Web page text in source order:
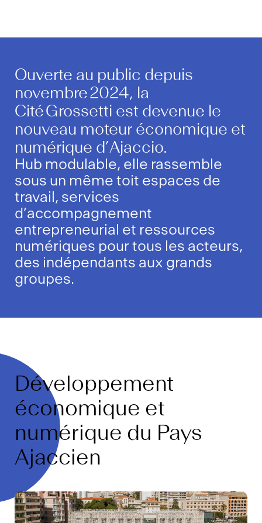
Ouverte au public depuis
novembre 2024, la
Cité Grossetti est devenue le
nouveau moteur économique et
numérique d’Ajaccio.
Hub modulable, elle rassemble
sous un même toit espaces de
travail, services
d’accompagnement
entrepreneurial et ressources
numériques pour tous les acteurs,
des indépendants aux grands
groupes.
Développement
économique et
numérique du Pays
Ajaccien